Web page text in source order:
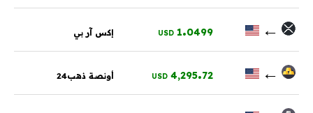
←
1.0499
USD إكس آر بي
←
4,295.72
USD أونصة ذهب24